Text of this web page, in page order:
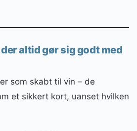
altid gør sig godt med
som skabt til vin – de
et sikkert kort, uanset hvilken